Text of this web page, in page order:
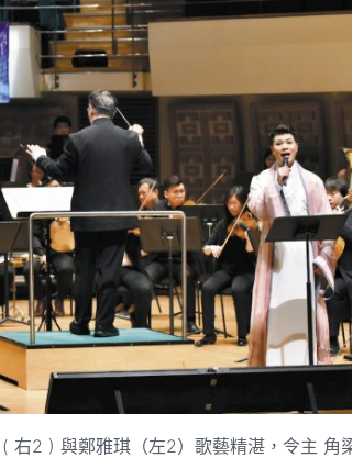
右2 ) 與鄭雅琪（左2）歌藝精湛，令主 角